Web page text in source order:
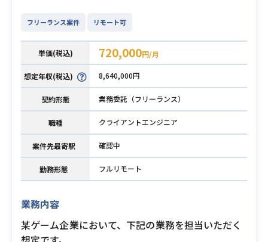
フリーランス案件 リモート可
単価(税込) 720,000円/月
想定年収(税込) 8,640,000円
契約形態 業務委託（フリーランス）
職種 クライアントエンジニア
案件先最寄駅 確認中
勤務形態 フルリモート
業務内容
某ゲーム企業において、下記の業務を担当いただく